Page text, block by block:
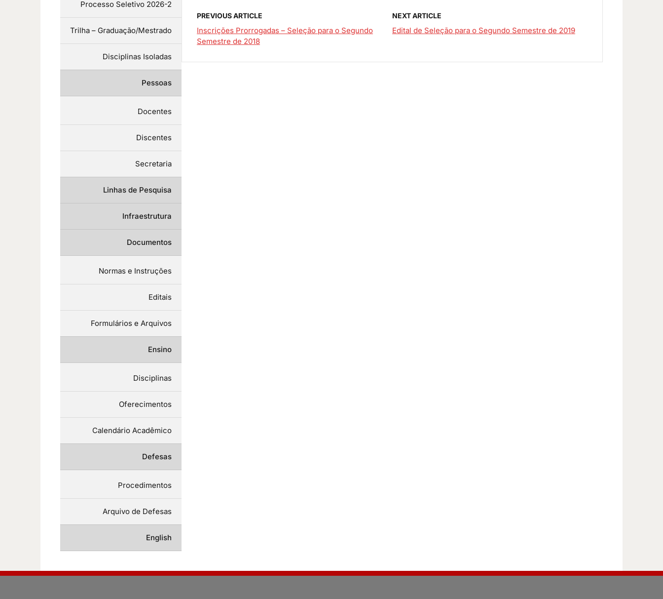
PREVIOUS ARTICLE
Inscrições Prorrogadas – Seleção para o Segundo
Semestre de 2018
NEXT ARTICLE
Edital de Seleção para o Segundo Semestre de 2019
Processo Seletivo 2026-2
Trilha – Graduação/Mestrado
Disciplinas Isoladas
Pessoas
Docentes
Discentes
Secretaria
Linhas de Pesquisa
Infraestrutura
Documentos
Normas e Instruções
Editais
Formulários e Arquivos
Ensino
Disciplinas
Oferecimentos
Calendário Acadêmico
Defesas
Procedimentos
Arquivo de Defesas
English